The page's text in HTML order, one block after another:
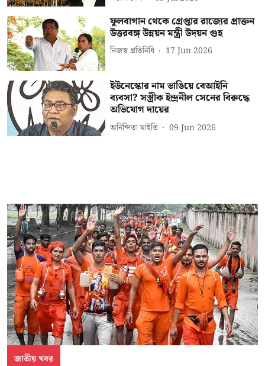
ফুলবাগান থেকে গ্রেপ্তার রাজ্যের প্রাক্তন
উত্তরবঙ্গ উন্নয়ন মন্ত্রী উদয়ন গুহ
নিজস্ব প্রতিনিধি 17 Jun 2026
ইউনেস্কোর নাম ভাঙিয়ে বেআইনি
ব্যবসা? সস্ত্রীক ইন্দ্রনীল সেনের বিরুদ্ধে
অভিযোগ দায়ের
অনিন্দিতা মাইতি 09 Jun 2026
জাতীয় খবর